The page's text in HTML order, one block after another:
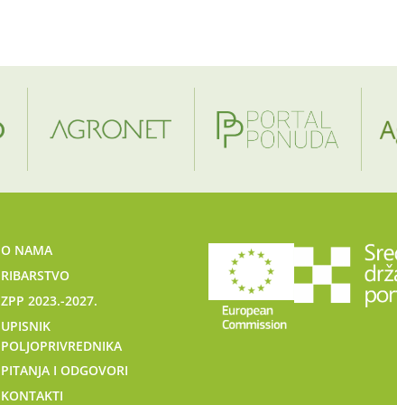
O NAMA
RIBARSTVO
ZPP 2023.-2027.
UPISNIK
POLJOPRIVREDNIKA
PITANJA I ODGOVORI
KONTAKTI